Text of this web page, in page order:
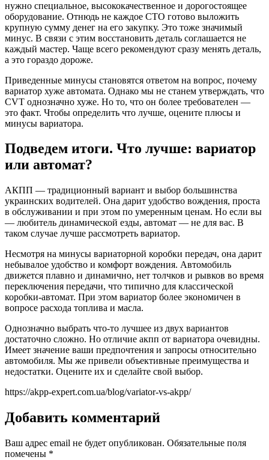
нужно специальное, высококачественное и дорогостоящее
оборудование. Отнюдь не каждое СТО готово выложить
крупную сумму денег на его закупку. Это тоже значимый
минус. В связи с этим восстановить деталь соглашается не
каждый мастер. Чаще всего рекомендуют сразу менять деталь,
а это гораздо дороже.
Приведенные минусы становятся ответом на вопрос, почему
вариатор хуже автомата. Однако мы не станем утверждать, что
CVT однозначно хуже. Но то, что он более требователен —
это факт. Чтобы определить что лучше, оцените плюсы и
минусы вариатора.
Подведем итоги. Что лучше: вариатор
или автомат?
АКПП — традиционный вариант и выбор большинства
украинских водителей. Она дарит удобство вождения, проста
в обслуживании и при этом по умеренным ценам. Но если вы
— любитель динамической езды, автомат — не для вас. В
таком случае лучше рассмотреть вариатор.
Несмотря на минусы вариаторной коробки передач, она дарит
небывалое удобство и комфорт вождения. Автомобиль
движется плавно и динамично, нет толчков и рывков во время
переключения передачи, что типично для классической
коробки-автомат. При этом вариатор более экономичен в
вопросе расхода топлива и масла.
Однозначно выбрать что-то лучшее из двух вариантов
достаточно сложно. Но отличие акпп от вариатора очевидны.
Имеет значение ваши предпочтения и запросы относительно
автомобиля. Мы же привели объективные преимущества и
недостатки. Оцените их и сделайте свой выбор.
https://akpp-expert.com.ua/blog/variator-vs-akpp/
Добавить комментарий
Ваш адрес email не будет опубликован. Обязательные поля
помечены *